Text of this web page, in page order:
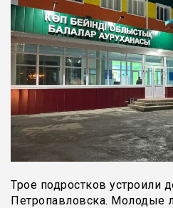
Трое подростков устроили
Петропавловска. Молодые